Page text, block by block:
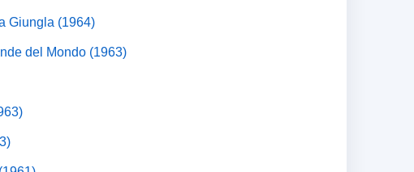
Giungla (1964)
del Mondo (1963)